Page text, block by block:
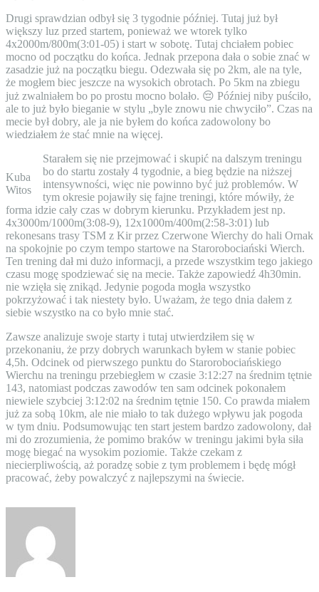
Drugi sprawdzian odbył się 3 tygodnie później. Tutaj już był
większy luz przed startem, ponieważ we wtorek tylko
4x2000m/800m(3:01-05) i start w sobotę. Tutaj chciałem pobiec
mocno od początku do końca. Jednak przepona dała o sobie znać w
zasadzie już na początku biegu. Odezwała się po 2km, ale na tyle,
że mogłem biec jeszcze na wysokich obrotach. Po 5km na zbiegu
już zwalniałem bo po prostu mocno bolało. 😔 Później niby puściło,
ale to już było bieganie w stylu „byle znowu nie chwyciło”. Czas na
mecie był dobry, ale ja nie byłem do końca zadowolony bo
wiedziałem że stać mnie na więcej.
Kuba
Witos
Starałem się nie przejmować i skupić na dalszym treningu
bo do startu zostały 4 tygodnie, a bieg będzie na niższej
intensywności, więc nie powinno być już problemów. W
tym okresie pojawiły się fajne treningi, które mówiły, że
forma idzie cały czas w dobrym kierunku. Przykładem jest np.
4x3000m/1000m(3:08-9), 12x1000m/400m(2:58-3:01) lub
rekonesans trasy TSM z Kir przez Czerwone Wierchy do hali Ornak
na spokojnie po czym tempo startowe na Starorobociański Wierch.
Ten trening dał mi dużo informacji, a przede wszystkim tego jakiego
czasu mogę spodziewać się na mecie. Także zapowiedź 4h30min.
nie wzięła się znikąd. Jedynie pogoda mogła wszystko
pokrzyżować i tak niestety było. Uważam, że tego dnia dałem z
siebie wszystko na co było mnie stać.
Zawsze analizuje swoje starty i tutaj utwierdziłem się w
przekonaniu, że przy dobrych warunkach byłem w stanie pobiec
4,5h. Odcinek od pierwszego punktu do Starorobociańskiego
Wierchu na treningu przebiegłem w czasie 3:12:27 na średnim tętnie
143, natomiast podczas zawodów ten sam odcinek pokonałem
niewiele szybciej 3:12:02 na średnim tętnie 150. Co prawda miałem
już za sobą 10km, ale nie miało to tak dużego wpływu jak pogoda
w tym dniu. Podsumowując ten start jestem bardzo zadowolony, dał
mi do zrozumienia, że pomimo braków w treningu jakimi była siła
mogę biegać na wysokim poziomie. Także czekam z
niecierpliwością, aż poradzę sobie z tym problemem i będę mógł
pracować, żeby powalczyć z najlepszymi na świecie.